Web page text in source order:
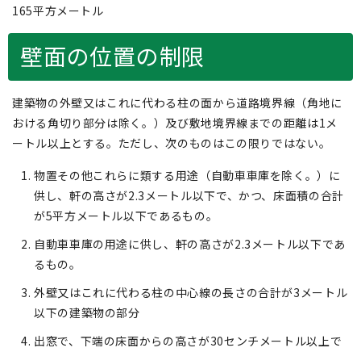
165平方メートル
壁面の位置の制限
建築物の外壁又はこれに代わる柱の面から道路境界線（角地に
おける角切り部分は除く。）及び敷地境界線までの距離は1メ
ートル以上とする。ただし、次のものはこの限りではない。
物置その他これらに類する用途（自動車車庫を除く。）に
供し、軒の高さが2.3メートル以下で、かつ、床面積の合計
が5平方メートル以下であるもの。
自動車車庫の用途に供し、軒の高さが2.3メートル以下であ
るもの。
外壁又はこれに代わる柱の中心線の長さの合計が3メートル
以下の建築物の部分
出窓で、下端の床面からの高さが30センチメートル以上で